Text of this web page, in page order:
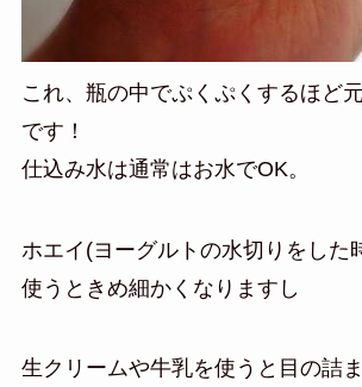
これ、瓶の中でぷくぷくするほど
です！
仕込み水は通常はお水でOK。
ホエイ(ヨーグルトの水切りをした
使うときめ細かくなりますし
生クリームや牛乳を使うと目の詰